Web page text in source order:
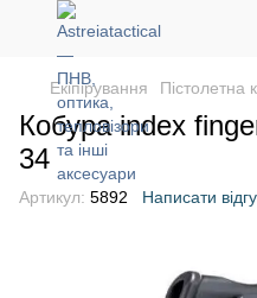
Екіпірування Пістолетна
Кобура index
34
Артикул: 5892 Написати